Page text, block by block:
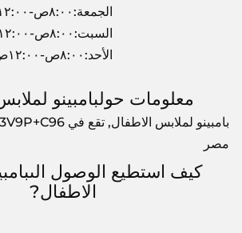
الجمعة:٨:٠٠ص-١٢:٠٠ص
السبت:٨:٠٠ص-١٢:٠٠ص
الأحد:٨:٠٠ص-١٢:٠٠ص
معلومات حولبامبينو
مصر
كيف استطيع الوصول
الاطفال?